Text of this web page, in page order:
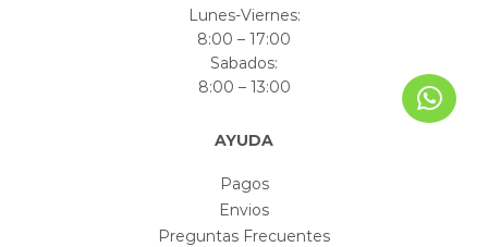
Lunes-Viernes:
8:00 – 17:00
Sabados:
8:00 – 13:00
AYUDA
Pagos
Envios
Preguntas Frecuentes